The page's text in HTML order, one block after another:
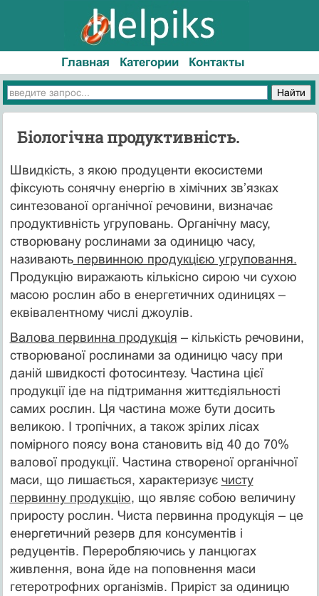
Главная Категории Контакты
Біологічна продуктивність.
Швидкість, з якою продуценти екосистеми
фіксують сонячну енергію в хімічних зв’язках
синтезованої органічної речовини, визначає
продуктивність угруповань. Органічну масу,
створювану рослинами за одиницю часу,
називаютьпервинною продукцією угруповання.
Продукцію виражають кількісно сирою чи сухою
масою рослин або в енергетичних одиницях –
еквівалентному числі джоулів.
Валова первинна продукція – кількість речовини,
створюваної рослинами за одиницю часу при
даній швидкості фотосинтезу. Частина цієї
продукції іде на підтримання життєдіяльності
самих рослин. Ця частина може бути досить
великою. І тропічних, а також зрілих лісах
помірного поясу вона становить від 40 до 70%
валової продукції. Частина створеної органічної
маси, що лишається, характеризує чисту
первинну продукцію, що являє собою величину
приросту рослин. Чиста первинна продукція – це
енергетичний резерв для консументів і
редуцентів. Переробляючись у ланцюгах
живлення, вона йде на поповнення маси
гетеротрофних організмів. Приріст за одиницю